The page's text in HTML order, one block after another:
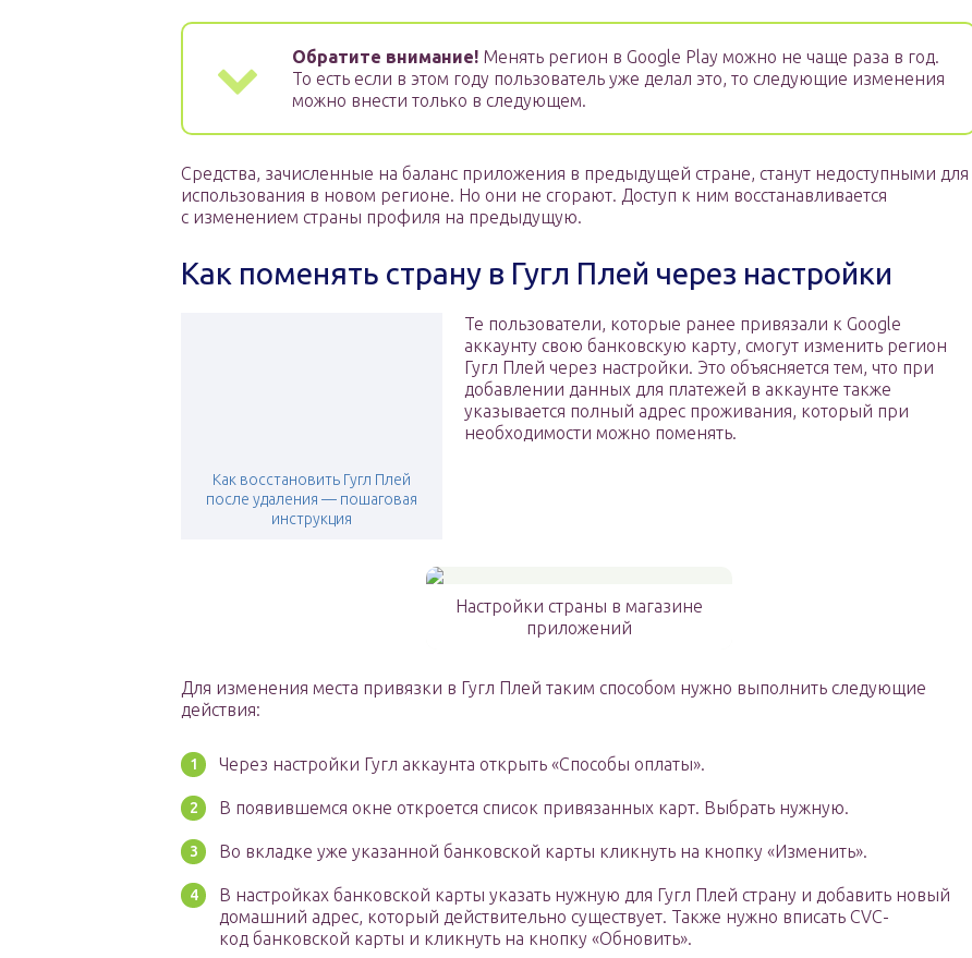
Обратите внимание! Менять регион в Google Play можно не чаще раза в год.
То есть если в этом году пользователь уже делал это, то следующие изменения
можно внести только в следующем.
Средства, зачисленные на баланс приложения в предыдущей стране, станут недоступными для
использования в новом регионе. Но они не сгорают. Доступ к ним восстанавливается
с изменением страны профиля на предыдущую.
Как поменять страну в Гугл Плей через настройки
Как восстановить Гугл Плей
после удаления — пошаговая
инструкция
Те пользователи, которые ранее привязали к Google
аккаунту свою банковскую карту, смогут изменить регион
Гугл Плей через настройки. Это объясняется тем, что при
добавлении данных для платежей в аккаунте также
указывается полный адрес проживания, который при
необходимости можно поменять.
Настройки страны в магазине
приложений
Для изменения места привязки в Гугл Плей таким способом нужно выполнить следующие
действия:
Через настройки Гугл аккаунта открыть «Способы оплаты».
В появившемся окне откроется список привязанных карт. Выбрать нужную.
Во вкладке уже указанной банковской карты кликнуть на кнопку «Изменить».
В настройках банковской карты указать нужную для Гугл Плей страну и добавить новый
домашний адрес, который действительно существует. Также нужно вписать CVC-
код банковской карты и кликнуть на кнопку «Обновить».